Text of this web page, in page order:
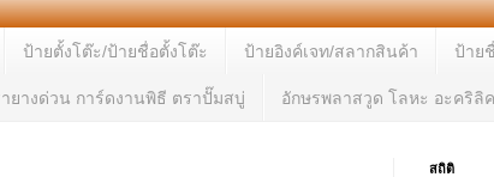
ป้ายตั้งโต๊ะ/ป้ายชื่อตั้งโต๊ะ ป้ายอิงค์เจท/สลากสินค้า ป้าย
ยางด่วน การ์ดงานพิธี ตราปั๊มสบู่ อักษรพลาสวูด โลหะ อะคริลิค
สถิติ